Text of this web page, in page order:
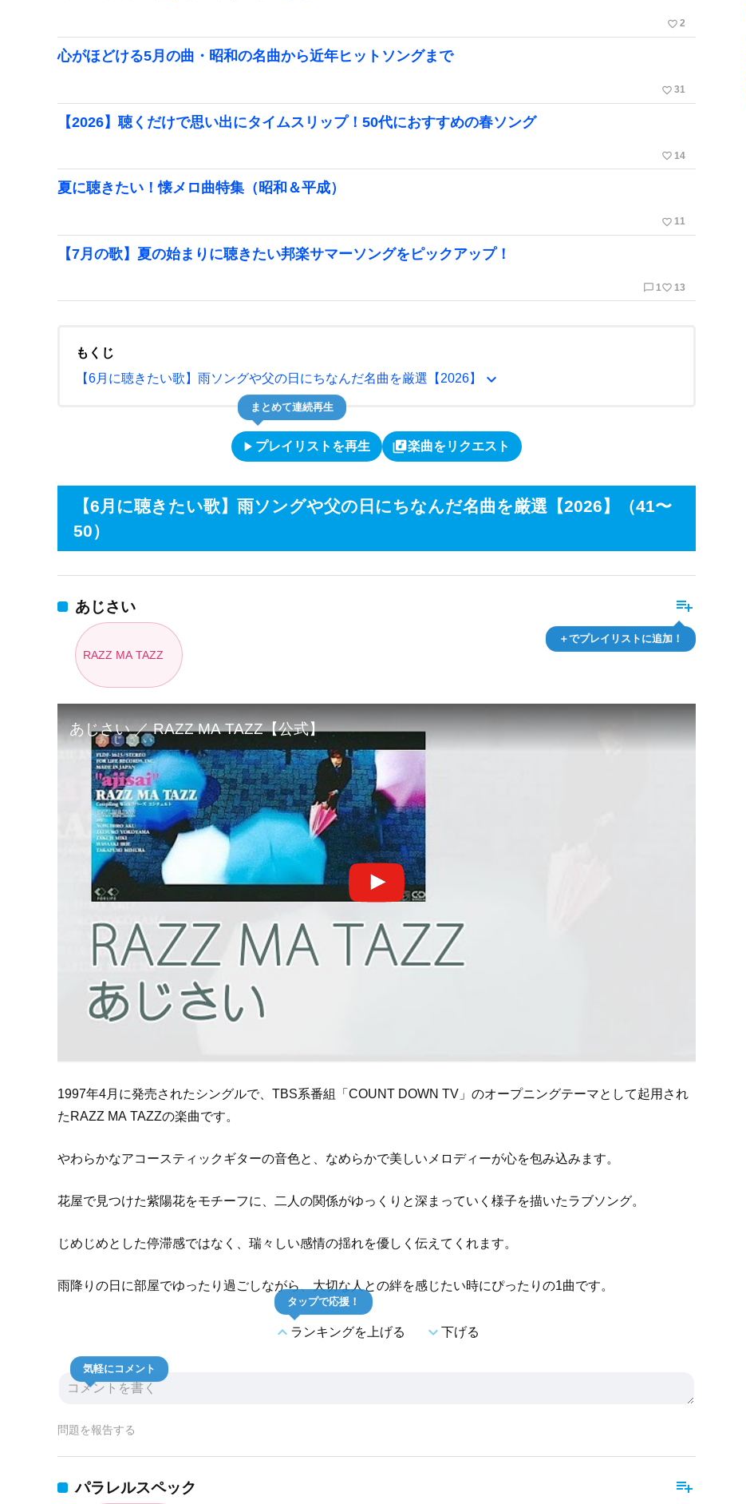
favorite_border 2
心がほどける5月の曲・昭和の名曲から近年ヒットソングまで
favorite_border 31
【2026】聴くだけで思い出にタイムスリップ！50代におすすめの春ソング
favorite_border 14
夏に聴きたい！懐メロ曲特集（昭和＆平成）
favorite_border 11
【7月の歌】夏の始まりに聴きたい邦楽サマーソングをピックアップ！
chat_bubble_outline 1 favorite_border 13
もくじ
【6月に聴きたい歌】雨ソングや父の日にちなんだ名曲を厳選【2026】
expand_more
play_arrow プレイリストを再生
まとめて連続再生
library_music楽曲をリクエスト
【6月に聴きたい歌】雨ソングや父の日にちなんだ名曲を厳選【2026】（41〜
50）
playlist_add
＋でプレイリストに追加！
あじさい
RAZZ MA TAZZ
あじさい ／ RAZZ MA TAZZ【公式】
1997年4月に発売されたシングルで、TBS系番組「COUNT DOWN TV」のオープニングテーマとして起用され
たRAZZ MA TAZZの楽曲です。
やわらかなアコースティックギターの音色と、なめらかで美しいメロディーが心を包み込みます。
花屋で見つけた紫陽花をモチーフに、二人の関係がゆっくりと深まっていく様子を描いたラブソング。
じめじめとした停滞感ではなく、瑞々しい感情の揺れを優しく伝えてくれます。
雨降りの日に部屋でゆったり過ごしながら、大切な人との絆を感じたい時にぴったりの1曲です。
expand_lessランキングを上げる
タップで応援！
expand_more下げる
気軽にコメント
問題を報告する
playlist_add
パラレルスペック